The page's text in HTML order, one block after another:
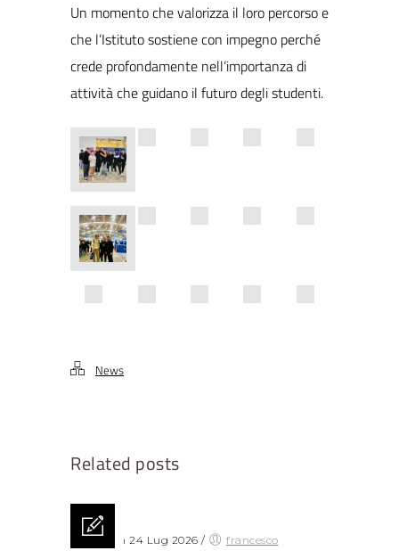
Un momento che valorizza il loro percorso e
che l’Istituto sostiene con impegno perché
crede profondamente nell’importanza di
attività che guidano il futuro degli studenti.
News
Related posts
Posted on 24 Lug 2026 / francesco